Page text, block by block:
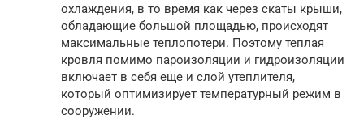
охлаждения, в то время как через скаты крыши,
обладающие большой площадью, происходят
максимальные теплопотери. Поэтому теплая
кровля помимо пароизоляции и гидроизоляции
включает в себя еще и слой утеплителя,
который оптимизирует температурный режим в
сооружении.